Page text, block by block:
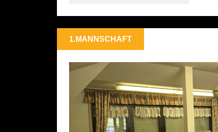
1.MANNSCHAFT